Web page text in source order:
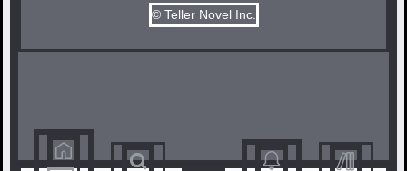
© Teller Novel Inc.